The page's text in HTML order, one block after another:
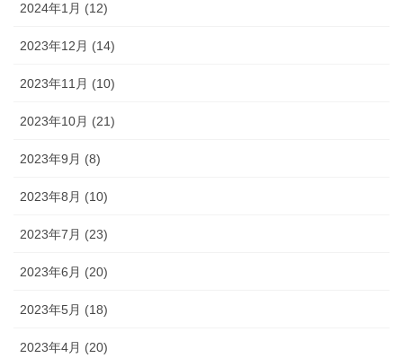
2024年1月 (12)
2023年12月 (14)
2023年11月 (10)
2023年10月 (21)
2023年9月 (8)
2023年8月 (10)
2023年7月 (23)
2023年6月 (20)
2023年5月 (18)
2023年4月 (20)